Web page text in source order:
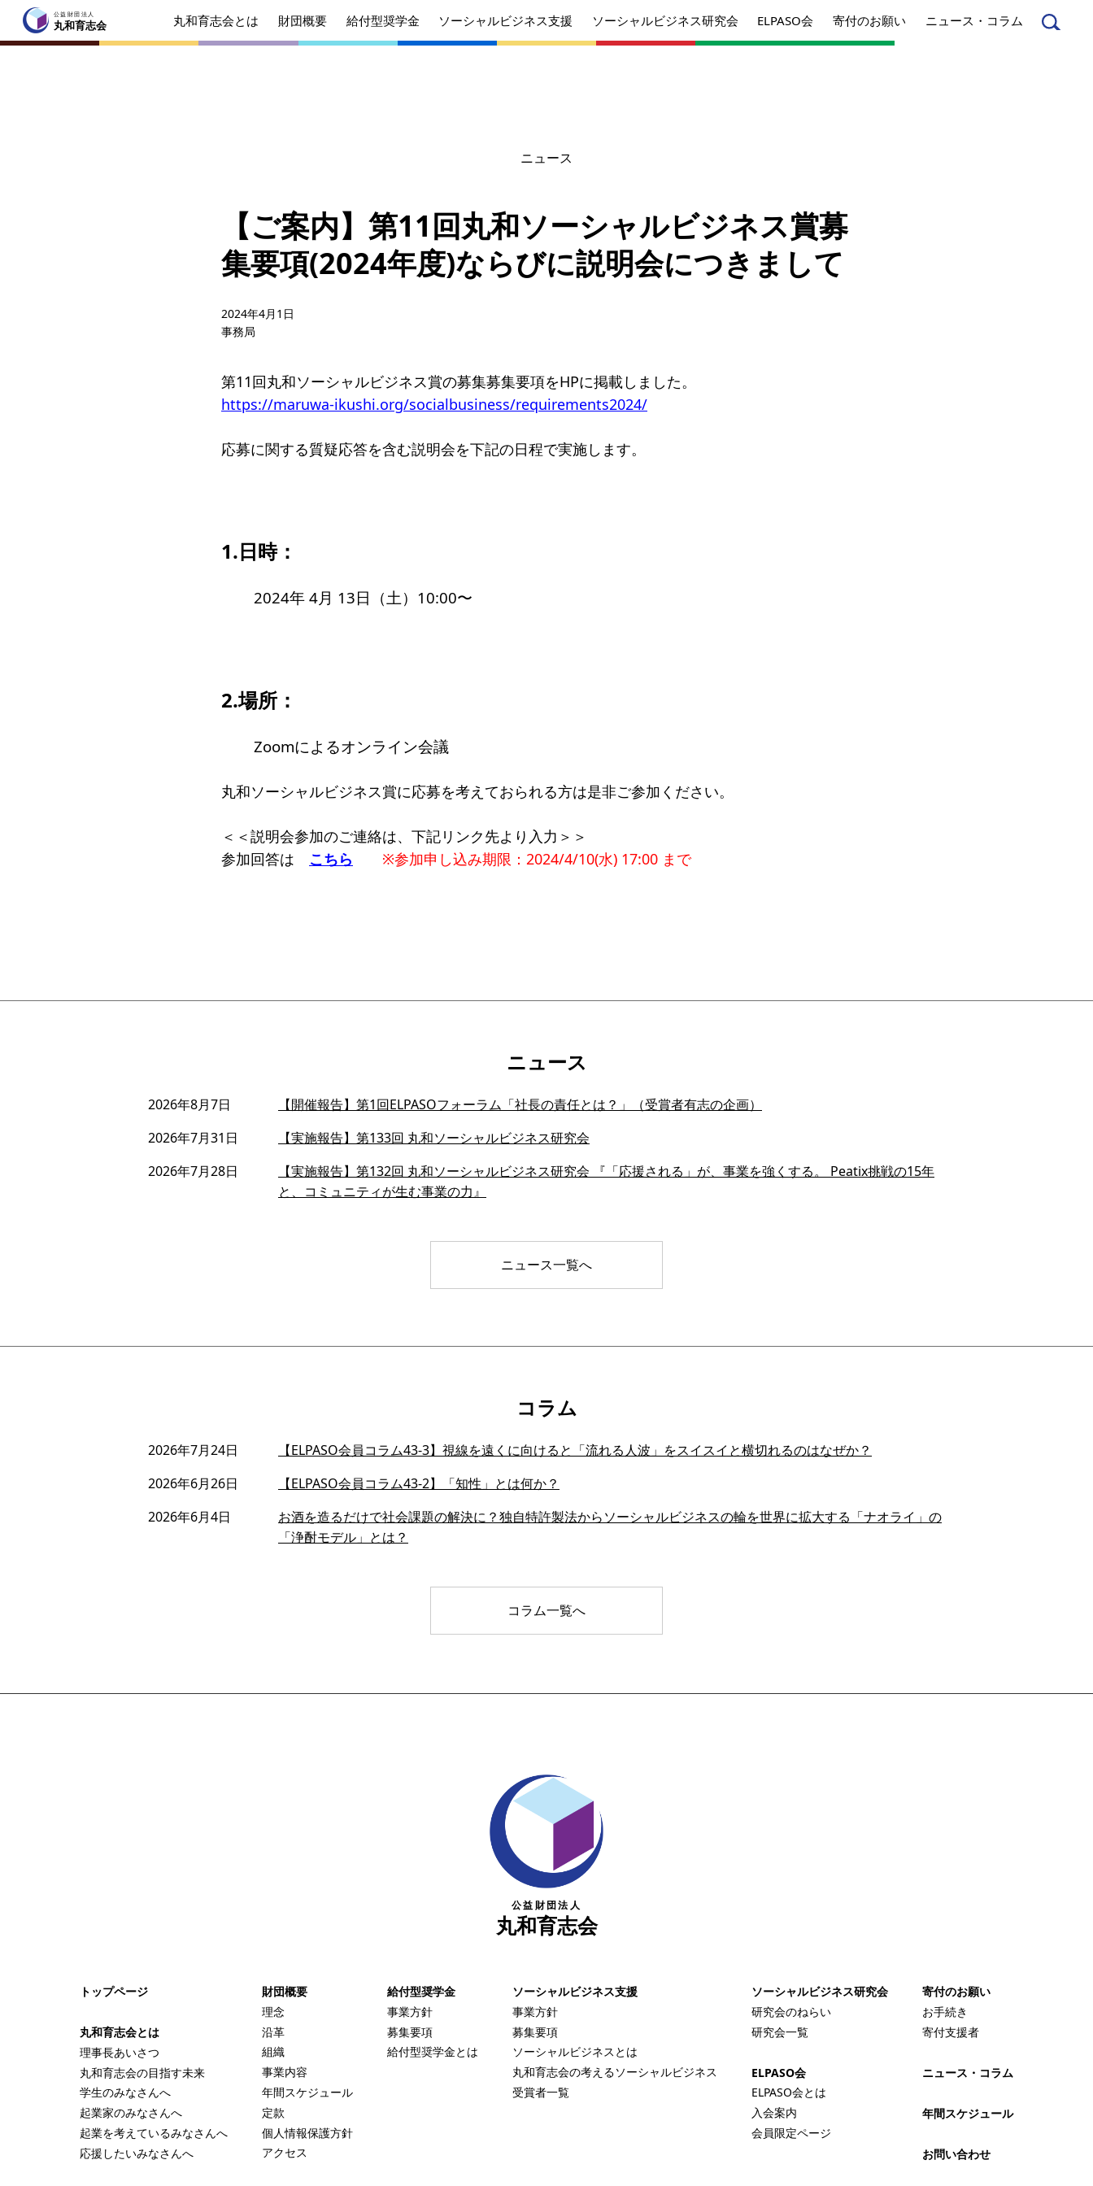
公益財団法人
丸和育志会
丸和育志会の目指す未来
みなさんへ
理念 沿革 組織
事業内容
年間スケジュール
定款 個人情報保護方針
アクセス
ソーシャルビジネス支援
受賞者一覧
ソーシャルビジネス研究会
研究会のねらい
研究会一覧
ELPASO会とは 入会案内
公益財団法人
丸和育志会 丸和育志会とは 財団概要 給付型奨学金 ソーシャルビジネス支援 ソーシャルビジネス研究会 ELPASO会 寄付のお願い ニュース・コラム
ニュース
【ご案内】第11回丸和ソーシャルビジネス賞募
集要項(2024年度)ならびに説明会につきまして
2024年4月1日
事務局
第11回丸和ソーシャルビジネス賞の募集募集要項をHPに掲載し ました。
https://maruwa-ikushi.org/socialbusiness/requirements2024/
応募に関する質疑応答を含む説明会を下記の日程で実施します。
1.日時：
2024年 4月 13日（土）10:00〜
2.場所：
Zoomによるオンライン会議
丸和ソーシャルビジネス賞に応募を考えておられる方は是非ご参加 ください。
＜＜説明会参加のご連絡は、下記リンク先より入力＞＞
参加回答は こちら ※参加申し込み期限：2024/4/10(水) 17:00 まで
ニュース
2026年8月7日
【開催報告】第1回ELPASOフォーラム「社長の責任とは？」（受賞者有志の企画）
2026年7月31日
【実施報告】第133回 丸和ソーシャルビジネス研究会
2026年7月28日
【実施報告】第132回 丸和ソーシャルビジネス研究会 『「応援される」が、事業を強くする。 Peatix挑戦の15年
と、コミュニティが生む事業の力』
ニュース一覧へ
コラム
2026年7月24日
【ELPASO会員コラム43-3】視線を遠くに向けると「流れる人波」をスイスイと横切れるのはなぜか？
2026年6月26日
【ELPASO会員コラム43-2】「知性」とは何か？
2026年6月4日
お酒を造るだけで社会課題の解決に？独自特許製法からソーシャルビジネスの輪を世界に拡大する「ナオライ」の
「浄酎モデル」とは？
コラム一覧へ
公益財団法人
丸和育志会
トップページ
丸和育志会とは
理事長あいさつ
丸和育志会の目指す未来
学生のみなさんへ
起業家のみなさんへ
起業を考えているみなさんへ
応援したいみなさんへ
財団概要
理念
沿革
組織
事業内容
年間スケジュール
定款
個人情報保護方針
アクセス
給付型奨学金
事業方針
募集要項
給付型奨学金とは
ソーシャルビジネス支援
事業方針
募集要項
ソーシャルビジネスとは
丸和育志会の考えるソーシャルビジネス
受賞者一覧
ソーシャルビジネス研究会
研究会のねらい
研究会一覧
ELPASO会
ELPASO会とは
入会案内
会員限定ページ
寄付のお願い
お手続き
寄付支援者
ニュース・コラム
年間スケジュール
お問い合わせ